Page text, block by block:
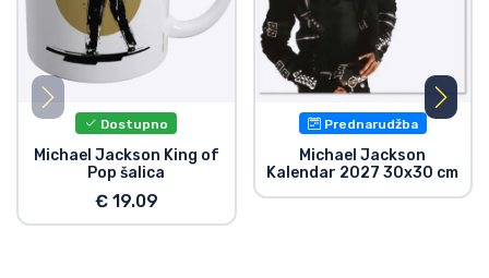
Dostupno
Michael Jackson King of
Pop šalica
€ 19.09
Prednarudžba
Michael Jackson
Kalendar 2027 30x30 cm